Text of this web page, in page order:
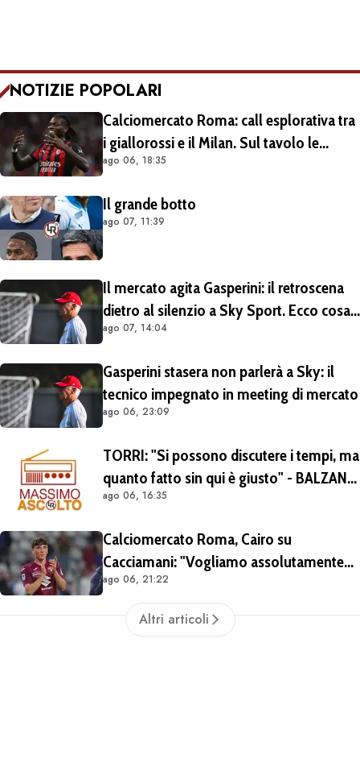
NOTIZIE POPOLARI
Calciomercato Roma: call esplorativa tra
i giallorossi e il Milan. Sul tavolo le
situazioni di Leao e Soulé
ago 06, 18:35
Il grande botto
ago 07, 11:39
Il mercato agita Gasperini: il retroscena
dietro al silenzio a Sky Sport. Ecco cosa
è emerso dal meeting con la proprietà
ago 07, 14:04
Gasperini stasera non parlerà a Sky: il
tecnico impegnato in meeting di mercato
ago 06, 23:09
TORRI: "Si possono discutere i tempi, ma
quanto fatto sin qui è giusto" - BALZANI:
"Nonostante Castro e Molina il mercato
ago 06, 16:35
Calciomercato Roma, Cairo su
Cacciamani: "Vogliamo assolutamente
tenerlo". Distanza tra i club sulla
valutazione del giocatore
ago 06, 21:22
Altri articoli